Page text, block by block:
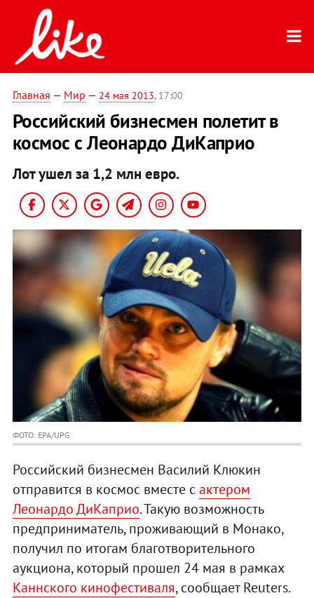
Главная — Мир — 24 мая 2013, 17:00
Российский бизнесмен полетит в
космос с Леонардо ДиКаприо
Лот ушел за 1,2 млн евро.
ФОТО: EPA/UPG
Российский бизнесмен Василий Клюкин
отправится в космос вместе сактером
Леонардо ДиКаприо. Такую возможность
предприниматель, проживающий в Монако,
получил по итогам благотворительного
аукциона, который прошел 24 мая в рамках
Каннского кинофестиваля, сообщает Reuters.